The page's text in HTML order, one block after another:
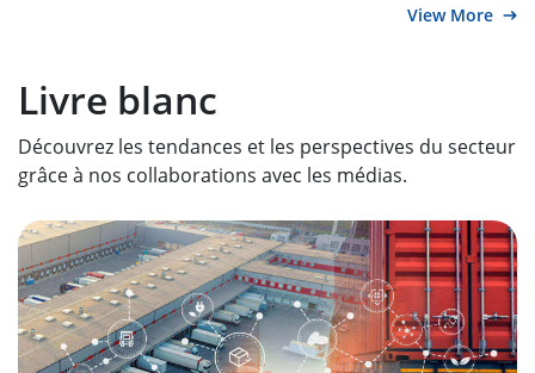
View More
Livre blanc
Découvrez les tendances et les perspectives du secteur
grâce à nos collaborations avec les médias.